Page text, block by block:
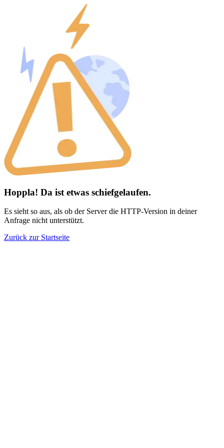
Hoppla! Da ist etwas schiefgelaufen.
Es sieht so aus, als ob der Server die HTTP-Version in deiner
Anfrage nicht unterstützt.
Zurück zur Startseite